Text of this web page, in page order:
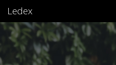
Ledex